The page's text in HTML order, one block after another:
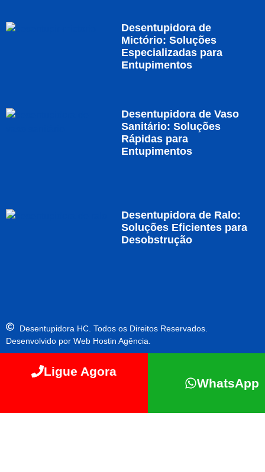
Desentupidora de
Mictório: Soluções
Especializadas para
Entupimentos
Desentupidora de Vaso
Sanitário: Soluções
Rápidas para
Entupimentos
Desentupidora de Ralo:
Soluções Eficientes para
Desobstrução
Desentupidora HC. Todos os Direitos Reservados.
Desenvolvido por Web Hostin Agência.
Ligue Agora
WhatsApp